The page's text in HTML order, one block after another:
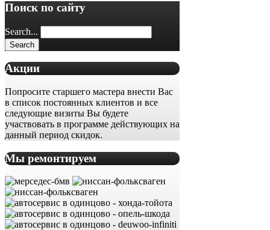
Поиск по сайту
Search...
Акции
Попросите старшего мастера внести Вас
в список постоянных клиентов и все
следующие визиты Вы будете
участвовать в программе действующих на
данный период скидок.
Мы ремонтируем